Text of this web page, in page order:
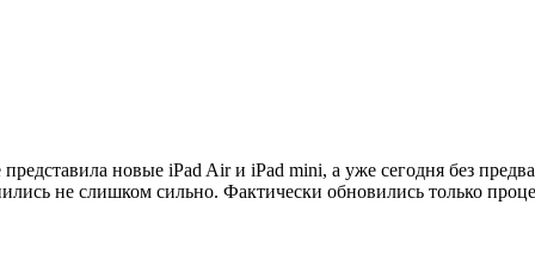
новые iPad Air и iPad mini, а уже сегодня без
не слишком сильно. Фактически обновились только